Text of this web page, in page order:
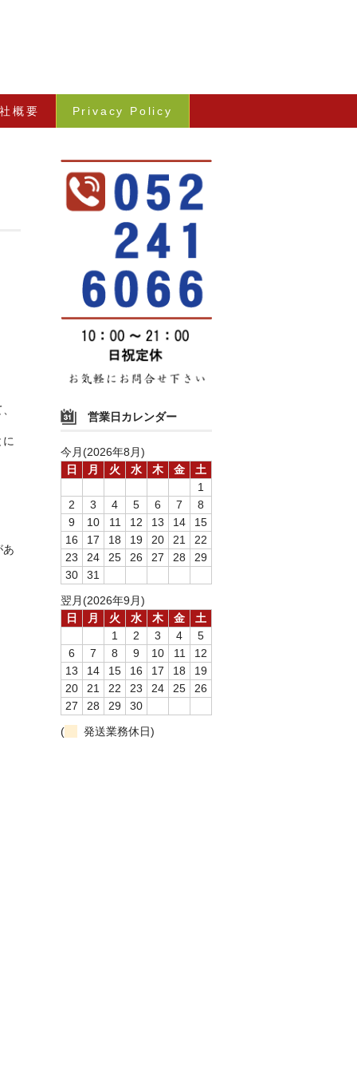
概要 Privacy Policy
に
あ
営業日カレンダー
今月(2026年8月)
日
月 火 水 木 金
土
1
2
3 4 5 6 7
8
9
10 11 12 13 14
15
16
17 18 19 20 21
22
23
24 25 26 27 28
29
30
31
翌月(2026年9月)
日
月 火 水 木 金
土
1
2 3 4
5
6
7 8 9 10 11
12
13
14 15 16 17 18
19
20
21 22 23 24 25
26
27
28 29
30
(
発送業務休日)